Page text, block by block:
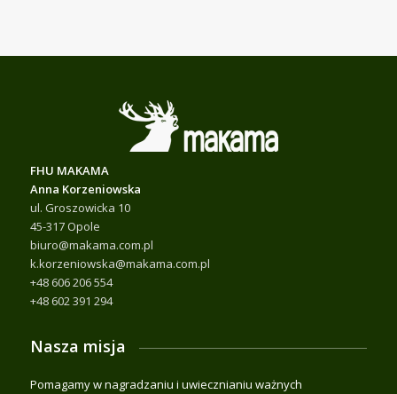
FHU MAKAMA
Anna Korzeniowska
ul. Groszowicka 10
45-317 Opole
biuro@makama.com.pl
k.korzeniowska@makama.com.pl
+48 606 206 554
+48 602 391 294
Nasza misja
Pomagamy w nagradzaniu i uwiecznianiu ważnych